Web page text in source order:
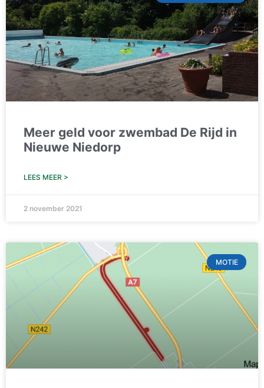
Meer geld voor zwembad De Rijd in
Nieuwe Niedorp
LEES MEER >
2 november 2021
MOTIE